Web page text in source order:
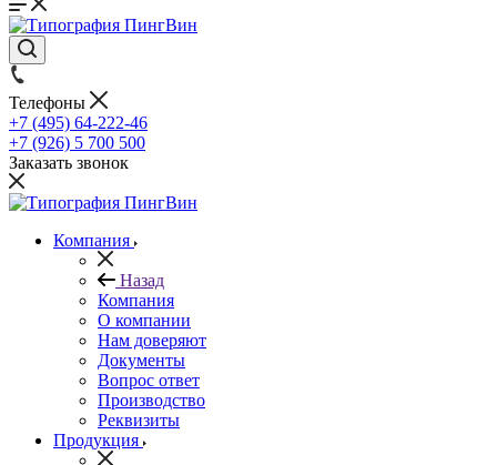
Телефоны
+7 (495) 64-222-46
+7 (926) 5 700 500
Заказать звонок
Компания
Назад
Компания
О компании
Нам доверяют
Документы
Вопрос ответ
Производство
Реквизиты
Продукция